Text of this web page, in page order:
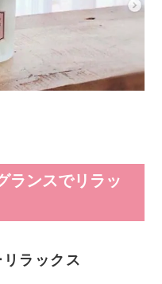
ランスでリラッ
ラックス